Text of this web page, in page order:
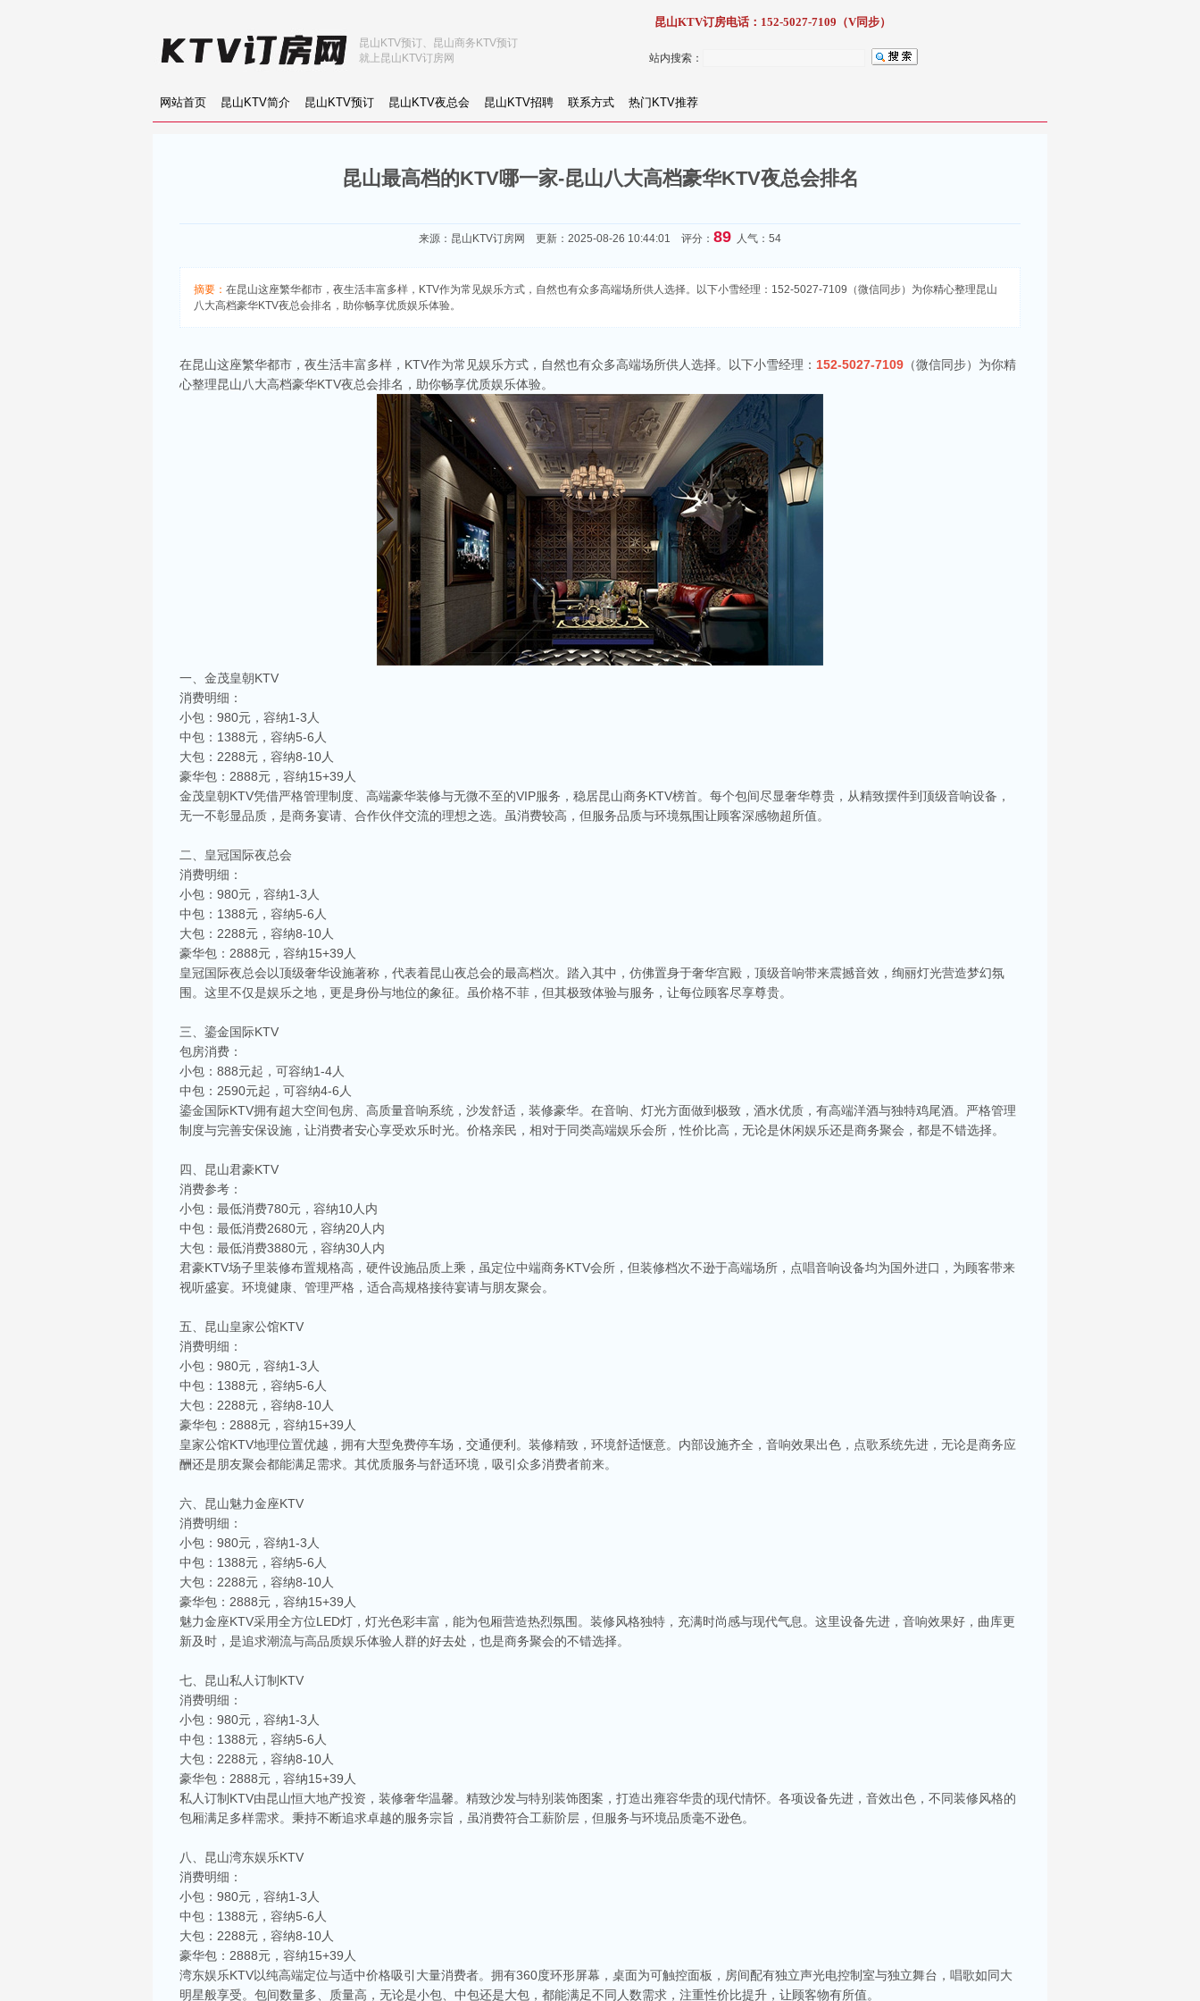
站内搜索：
网站首页 昆山KTV简介 昆山KTV预订 昆山KTV夜总会 昆山KTV招聘 联系方式 热门KTV推荐
昆山KTV预订、昆山商务KTV预订
就上昆山KTV订房网
昆山KTV订房电话：152-5027-7109（V同步）
相关推荐
昆山ktv夜场哪里好玩-昆山八大便宜好玩的商务ktv会所排名
昆山天外天KTV以其优雅的环境和周到的服务著称。这里不仅拥有现代的音响设备和豪华的装修，还有专业的调酒师和服务人员全程为你服务。每间包房都配备了大屏幕投影及高质量音
响，给你带来无与伦比的视听享受。这里还提供多种酒水和小吃，确保你和朋友的聚会充满乐趣。
昆山最高档的KTV哪一家-昆山八大高档豪华KTV夜总会排名
来源： 昆山KTV订房网 更新：2025-08-26 10:44:01 评分： 89 人气：54
摘要： 在昆山这座繁华都市，夜生活丰富多样，KTV作为常见娱乐方式，自然也有众多高端场所供人选择。以下小雪经理：152-5027-7109（微信同步）为你精心整理昆山
八大高档豪华KTV夜总会排名，助你畅享优质娱乐体验。
在昆山这座繁华都市，夜生活丰富多样，KTV作为常见娱乐方式，自然也有众多高端场所供人选择。以下小雪经理： 152-5027-7109 （微信同步）为你精
心整理昆山八大高档豪华KTV夜总会排名，助你畅享优质娱乐体验。
一、金茂皇朝KTV
消费明细：
小包：980元，容纳1-3人
中包：1388元，容纳5-6人
大包：2288元，容纳8-10人
豪华包：2888元，容纳15+39人
金茂皇朝KTV凭借严格管理制度、高端豪华装修与无微不至的VIP服务，稳居昆山商务KTV榜首。每个包间尽显奢华尊贵，从精致摆件到顶级音响设备，
无一不彰显品质，是商务宴请、合作伙伴交流的理想之选。虽消费较高，但服务品质与环境氛围让顾客深感物超所值。
二、皇冠国际夜总会
消费明细：
小包：980元，容纳1-3人
中包：1388元，容纳5-6人
大包：2288元，容纳8-10人
豪华包：2888元，容纳15+39人
皇冠国际夜总会以顶级奢华设施著称，代表着昆山夜总会的最高档次。踏入其中，仿佛置身于奢华宫殿，顶级音响带来震撼音效，绚丽灯光营造梦幻氛
围。这里不仅是娱乐之地，更是身份与地位的象征。虽价格不菲，但其极致体验与服务，让每位顾客尽享尊贵。
三、鎏金国际KTV
包房消费：
小包：888元起，可容纳1-4人
中包：2590元起，可容纳4-6人
鎏金国际KTV拥有超大空间包房、高质量音响系统，沙发舒适，装修豪华。在音响、灯光方面做到极致，酒水优质，有高端洋酒与独特鸡尾酒。严格管理
制度与完善安保设施，让消费者安心享受欢乐时光。价格亲民，相对于同类高端娱乐会所，性价比高，无论是休闲娱乐还是商务聚会，都是不错选择。
四、昆山君豪KTV
消费参考：
小包：最低消费780元，容纳10人内
中包：最低消费2680元，容纳20人内
大包：最低消费3880元，容纳30人内
君豪KTV场子里装修布置规格高，硬件设施品质上乘，虽定位中端商务KTV会所，但装修档次不逊于高端场所，点唱音响设备均为国外进口，为顾客带来
视听盛宴。环境健康、管理严格，适合高规格接待宴请与朋友聚会。
五、昆山皇家公馆KTV
消费明细：
小包：980元，容纳1-3人
中包：1388元，容纳5-6人
大包：2288元，容纳8-10人
豪华包：2888元，容纳15+39人
皇家公馆KTV地理位置优越，拥有大型免费停车场，交通便利。装修精致，环境舒适惬意。内部设施齐全，音响效果出色，点歌系统先进，无论是商务应
酬还是朋友聚会都能满足需求。其优质服务与舒适环境，吸引众多消费者前来。
六、昆山魅力金座KTV
消费明细：
小包：980元，容纳1-3人
中包：1388元，容纳5-6人
大包：2288元，容纳8-10人
豪华包：2888元，容纳15+39人
魅力金座KTV采用全方位LED灯，灯光色彩丰富，能为包厢营造热烈氛围。装修风格独特，充满时尚感与现代气息。这里设备先进，音响效果好，曲库更
新及时，是追求潮流与高品质娱乐体验人群的好去处，也是商务聚会的不错选择。
七、昆山私人订制KTV
消费明细：
小包：980元，容纳1-3人
中包：1388元，容纳5-6人
大包：2288元，容纳8-10人
豪华包：2888元，容纳15+39人
私人订制KTV由昆山恒大地产投资，装修奢华温馨。精致沙发与特别装饰图案，打造出雍容华贵的现代情怀。各项设备先进，音效出色，不同装修风格的
包厢满足多样需求。秉持不断追求卓越的服务宗旨，虽消费符合工薪阶层，但服务与环境品质毫不逊色。
八、昆山湾东娱乐KTV
消费明细：
小包：980元，容纳1-3人
中包：1388元，容纳5-6人
大包：2288元，容纳8-10人
豪华包：2888元，容纳15+39人
湾东娱乐KTV以纯高端定位与适中价格吸引大量消费者。拥有360度环形屏幕，桌面为可触控面板，房间配有独立声光电控制室与独立舞台，唱歌如同大
明星般享受。包间数量多、质量高，无论是小包、中包还是大包，都能满足不同人数需求，注重性价比提升，让顾客物有所值。